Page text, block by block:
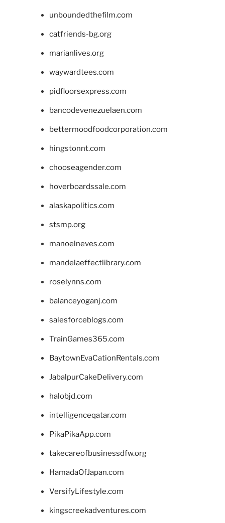
unboundedthefilm.com
catfriends-bg.org
marianlives.org
waywardtees.com
pidfloorsexpress.com
bancodevenezuelaen.com
bettermoodfoodcorporation.com
hingstonnt.com
chooseagender.com
hoverboardssale.com
alaskapolitics.com
stsmp.org
manoelneves.com
mandelaeffectlibrary.com
roselynns.com
balanceyoganj.com
salesforceblogs.com
TrainGames365.com
BaytownEvaCationRentals.com
JabalpurCakeDelivery.com
halobjd.com
intelligenceqatar.com
PikaPikaApp.com
takecareofbusinessdfw.org
HamadaOfJapan.com
VersifyLifestyle.com
kingscreekadventures.com